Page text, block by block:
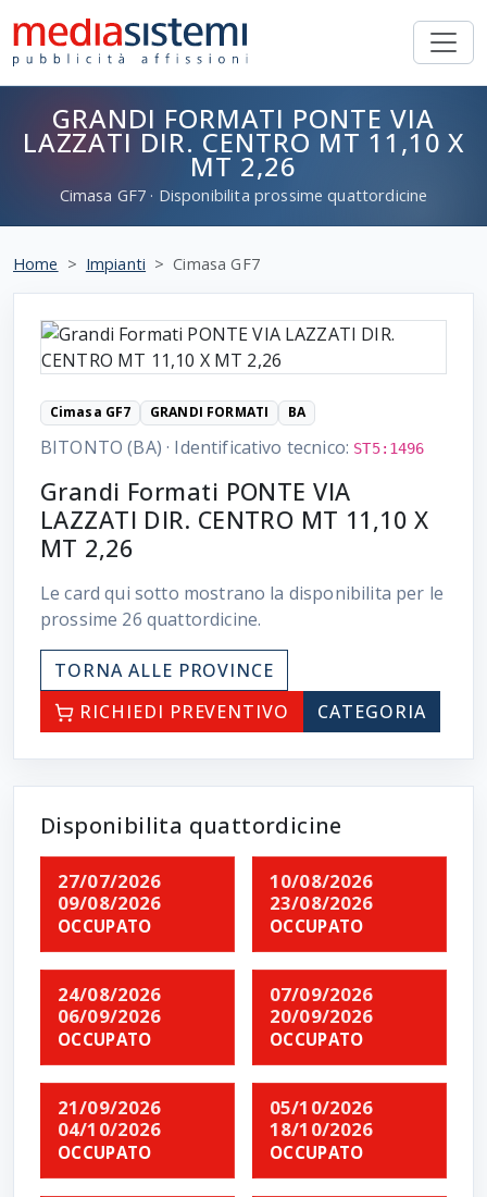
GRANDI FORMATI PONTE VIA
LAZZATI DIR. CENTRO MT 11,10 X
MT 2,26
Cimasa GF7 · Disponibilita prossime quattordicine
Home Impianti Cimasa GF7
Cimasa GF7 GRANDI FORMATI BA
BITONTO (BA) · Identificativo tecnico: ST5:1496
Grandi Formati PONTE VIA
LAZZATI DIR. CENTRO MT 11,10 X
MT 2,26
Le card qui sotto mostrano la disponibilita per le
prossime 26 quattordicine.
TORNA ALLE PROVINCE
RICHIEDI PREVENTIVO
CATEGORIA
Disponibilita quattordicine
27/07/2026
09/08/2026
OCCUPATO
10/08/2026
23/08/2026
OCCUPATO
24/08/2026
06/09/2026
OCCUPATO
07/09/2026
20/09/2026
OCCUPATO
21/09/2026
04/10/2026
OCCUPATO
05/10/2026
18/10/2026
OCCUPATO